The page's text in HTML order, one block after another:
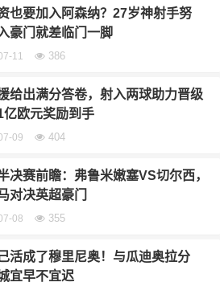
也要加入阿森纳？27岁神射手努
豪门就差临门一脚
11 386
给出满分答卷，射入两球助力晋级
亿欧元奖励到手
09 404
决赛前瞻：弗鲁米嫩塞VS切尔西，
对决英超豪门
08 355
活成了穆里尼奥！与瓜迪奥拉分
宜早不宜迟